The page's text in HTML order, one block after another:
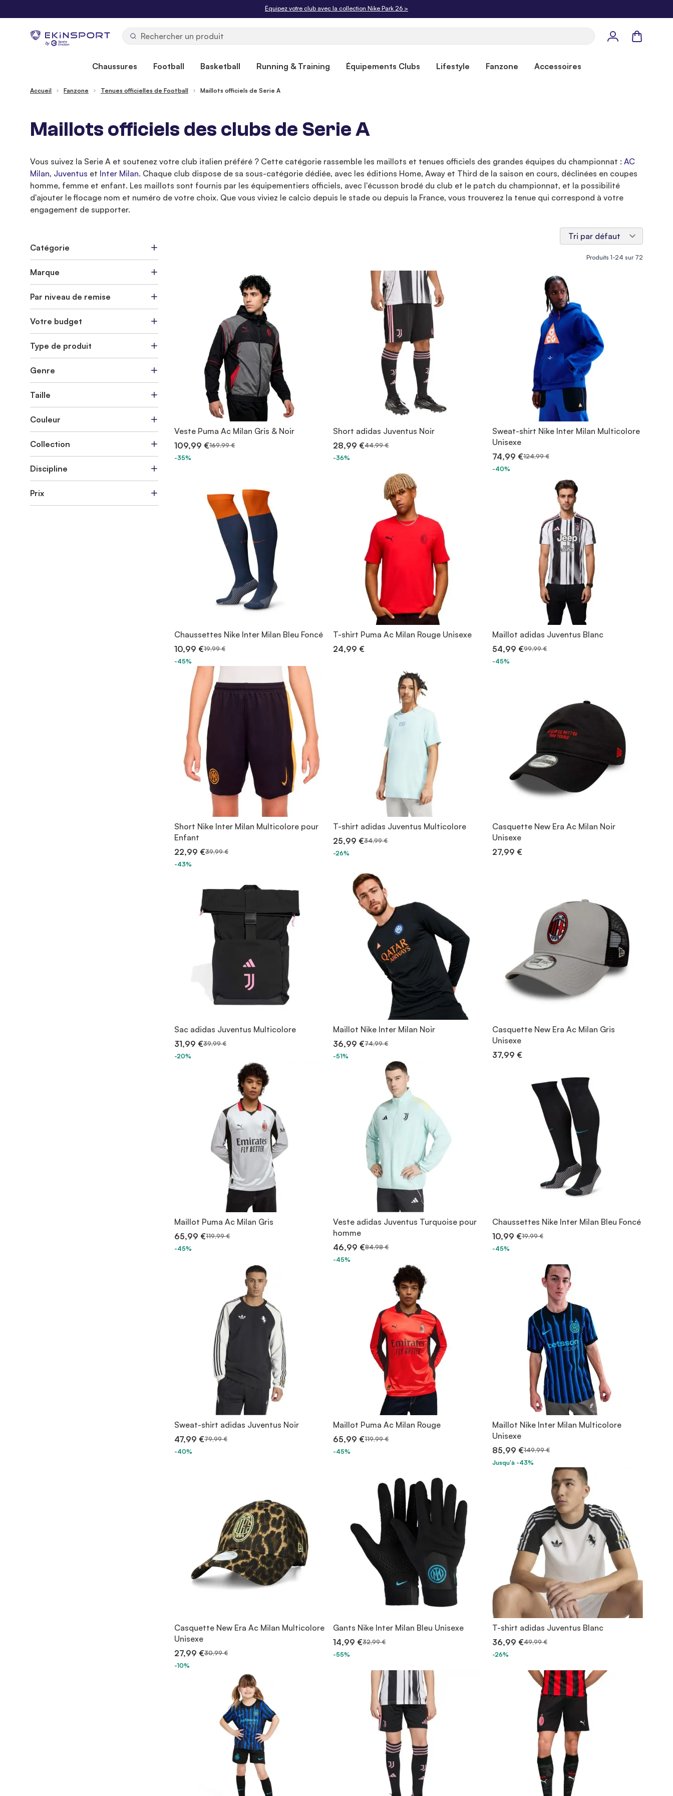
Livraison offerte dès 50€. Retours gratuits sous 30 jours.
by
Panier
Chaussures Football Basketball Running & Training Équipements Clubs Lifestyle Fanzone Accessoires
Accueil Fanzone Tenues officielles de Football Maillots officiels de Serie A
Maillots officiels des clubs de Serie A
Vous suivez la Serie A et soutenez votre club italien préféré ? Cette catégorie rassemble les maillots et tenues officiels des grandes équipes du championnat : AC
Milan, Juventus et Inter Milan. Chaque club dispose de sa sous-catégorie dédiée, avec les éditions Home, Away et Third de la saison en cours, déclinées en coupes
homme, femme et enfant. Les maillots sont fournis par les équipementiers officiels, avec l'écusson brodé du club et le patch du championnat, et la possibilité
d'ajouter le flocage nom et numéro de votre choix. Que vous viviez le calcio depuis le stade ou depuis la France, vous trouverez la tenue qui correspond à votre
engagement de supporter.
Produits 1-24 sur 72
Veste Puma Ac Milan Gris & Noir
109,99 €169,99 €
-35%
Short adidas Juventus Noir
28,99 €44,99 €
-36%
Sweat-shirt Nike Inter Milan Multicolore
Unisexe
74,99 €124,99 €
-40%
Chaussettes Nike Inter Milan Bleu Foncé
10,99 €19,99 €
-45%
T-shirt Puma Ac Milan Rouge Unisexe
24,99 €
Maillot adidas Juventus Blanc
54,99 €99,99 €
-45%
Short Nike Inter Milan Multicolore pour
Enfant
22,99 €39,99 €
-43%
T-shirt adidas Juventus Multicolore
25,99 €34,99 €
-26%
Casquette New Era Ac Milan Noir
Unisexe
27,99 €
Sac adidas Juventus Multicolore
31,99 €39,99 €
-20%
Maillot Nike Inter Milan Noir
36,99 €74,99 €
-51%
Casquette New Era Ac Milan Gris
Unisexe
37,99 €
Maillot Puma Ac Milan Gris
65,99 €119,99 €
-45%
Veste adidas Juventus Turquoise pour
homme
46,99 €84,98 €
-45%
Chaussettes Nike Inter Milan Bleu Foncé
10,99 €19,99 €
-45%
Sweat-shirt adidas Juventus Noir
47,99 €79,99 €
-40%
Maillot Puma Ac Milan Rouge
65,99 €119,99 €
-45%
Maillot Nike Inter Milan Multicolore
Unisexe
85,99 €149,99 €
Jusqu'à -43%
Casquette New Era Ac Milan Multicolore
Unisexe
27,99 €30,99 €
-10%
Gants Nike Inter Milan Bleu Unisexe
14,99 €32,99 €
-55%
T-shirt adidas Juventus Blanc
36,99 €49,99 €
-26%
Catégorie
Marque
Par niveau de remise
Votre budget
Type de produit
Genre
Taille
Couleur
Collection
Discipline
Prix